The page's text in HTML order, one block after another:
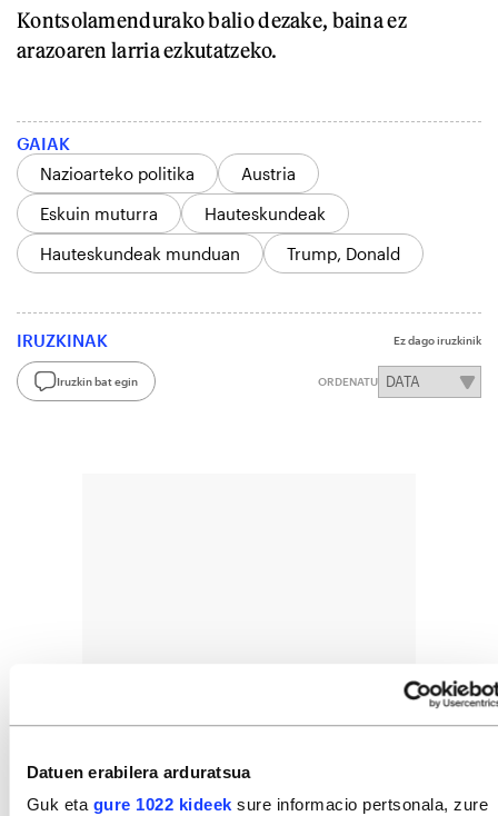
Datuen erabilera arduratsua
Guk eta gure 1022 kideek sure informacio pertsonala, zure
Kontsolamendurako balio dezake, baina ez
arazoaren larria ezkutatzeko.
GAIAK
Nazioarteko politika
Austria
Eskuin muturra
Hauteskundeak
Hauteskundeak munduan
Trump, Donald
IRUZKINAK Ez dago iruzkinik
Iruzkin bat egin ORDENATU